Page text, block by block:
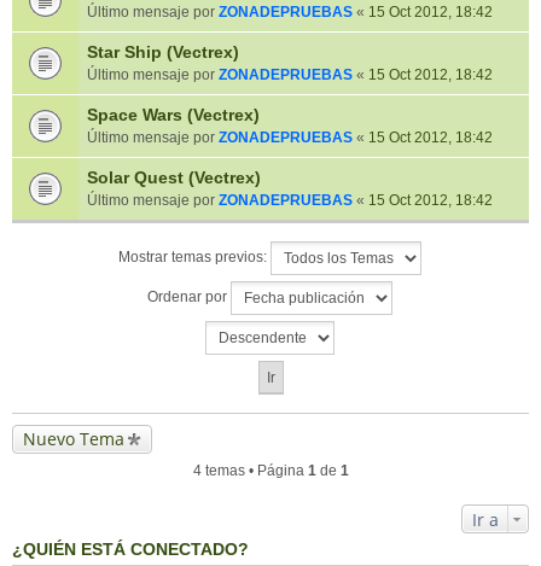
Último mensaje por ZONADEPRUEBAS « 15 Oct 2012, 18:42
Star Ship (Vectrex)
Último mensaje por ZONADEPRUEBAS « 15 Oct 2012, 18:42
Space Wars (Vectrex)
Último mensaje por ZONADEPRUEBAS « 15 Oct 2012, 18:42
Solar Quest (Vectrex)
Último mensaje por ZONADEPRUEBAS « 15 Oct 2012, 18:42
Mostrar temas previos:
Ordenar por
Nuevo Tema
4 temas • Página 1de 1
Ir a
¿QUIÉN ESTÁ CONECTADO?